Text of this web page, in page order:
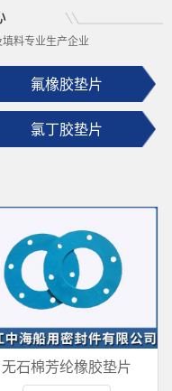
料专业生产企业
氟橡胶垫片
氯丁胶垫片
无石棉芳纶橡胶垫片